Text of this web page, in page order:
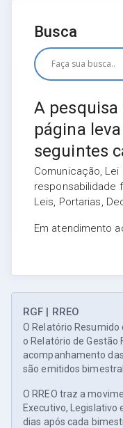
Busca
A pesquisa
página
seguintes
Comunicação,
responsabilidade
Leis, Portarias,
Em atendimento
RGF | RREO
O Relatório Resumido
o Relatório de Gestão
acompanhamento
são emitidos
O RREO traz a
Executivo, Legislativo
dias após cada